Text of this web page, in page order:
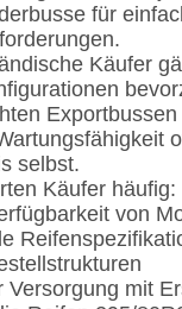
für
Käufer
selbst.
Käufer häufig:
von
Versorgung mit